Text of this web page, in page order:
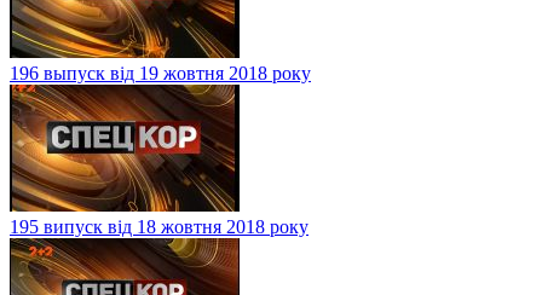
196 выпуск від 19 жовтня 2018 року
195 випуск від 18 жовтня 2018 року